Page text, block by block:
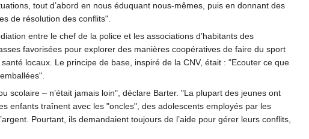
tout d’abord en nous éduquant nous-mêmes, puis en donnant des
de résolution des conflits".
entre le chef de la police et les associations d’habitants des
favorisées pour explorer des manières coopératives de faire du sport
locaux. Le principe de base, inspiré de la CNV, était : "Ecouter ce que
– n’était jamais loin", déclare Barter. "La plupart des jeunes ont
enfants traînent avec les "oncles", des adolescents employés par les
Pourtant, ils demandaient toujours de l’aide pour gérer leurs conflits,